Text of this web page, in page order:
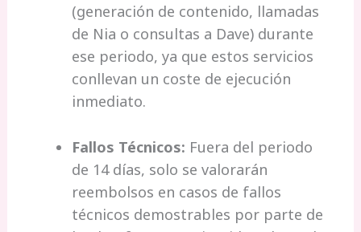
(generación de contenido, llamadas
de Nia o consultas a Dave) durante
ese periodo, ya que estos servicios
conllevan un coste de ejecución
inmediato.
Fallos Técnicos: Fuera del periodo
de 14 días, solo se valorarán
reembolsos en casos de fallos
técnicos demostrables por parte de